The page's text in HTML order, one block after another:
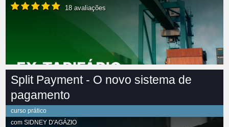
18 avaliações
Split Payment - O novo sistema de
pagamento
curso prático
com SIDNEY D'AGÁZIO